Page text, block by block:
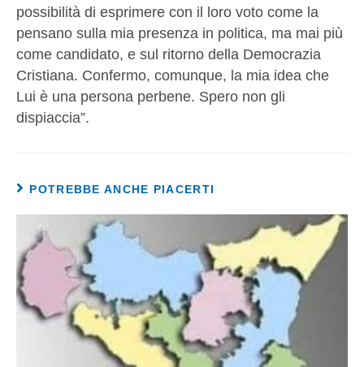
possibilità di esprimere con il loro voto come la
pensano sulla mia presenza in politica, ma mai più
come candidato, e sul ritorno della Democrazia
Cristiana. Confermo, comunque, la mia idea che
Lui è una persona perbene. Spero non gli
dispiaccia”.
POTREBBE ANCHE PIACERTI